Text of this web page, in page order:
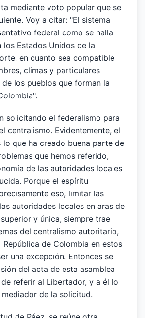
mediante voto popular que se
Voy a citar: "El sistema
federal como se halla
los Estados Unidos de la
en cuanto sea compatible
climas y particulares
los pueblos que forman la
solicitando el federalismo para
centralismo. Evidentemente, el
lo que ha creado buena parte de
que hemos referido,
de las autoridades locales
Porque el espíritu
eso, limitar las
autoridades locales en aras de
y única, siempre trae
del centralismo autoritario,
República de Colombia en estos
una excepción. Entonces se
del acta de esta asamblea
referir al Libertador, y a él lo
de la solicitud.